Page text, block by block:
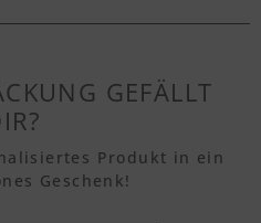
GEFÄLLT
Produkt in ein
Geschenk!